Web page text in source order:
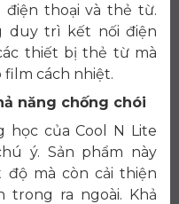
điện thoại và thẻ từ.
duy trì kết nối điện
thiết bị thẻ từ mà
film cách nhiệt.
năng chống chói
của Cool N Lite
ý. Sản phẩm này
độ mà còn cải thiện
trong ra ngoài. Khả